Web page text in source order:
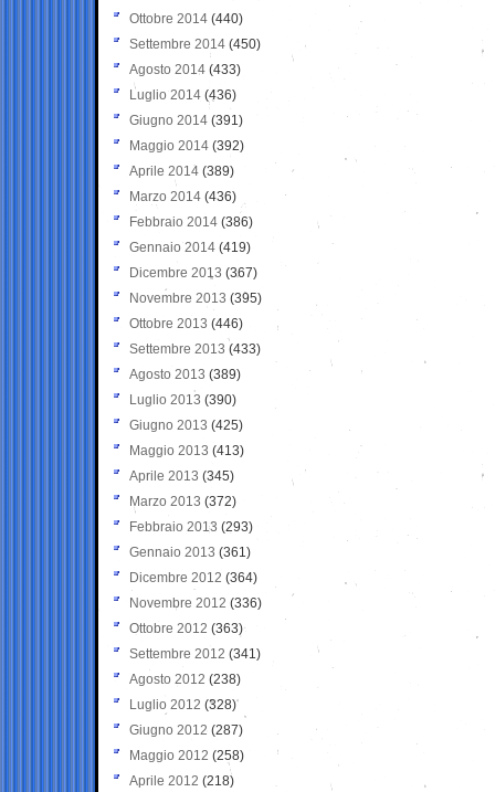
Ottobre 2014 (440)
Settembre 2014 (450)
Agosto 2014 (433)
Luglio 2014 (436)
Giugno 2014 (391)
Maggio 2014 (392)
Aprile 2014 (389)
Marzo 2014 (436)
Febbraio 2014 (386)
Gennaio 2014 (419)
Dicembre 2013 (367)
Novembre 2013 (395)
Ottobre 2013 (446)
Settembre 2013 (433)
Agosto 2013 (389)
Luglio 2013 (390)
Giugno 2013 (425)
Maggio 2013 (413)
Aprile 2013 (345)
Marzo 2013 (372)
Febbraio 2013 (293)
Gennaio 2013 (361)
Dicembre 2012 (364)
Novembre 2012 (336)
Ottobre 2012 (363)
Settembre 2012 (341)
Agosto 2012 (238)
Luglio 2012 (328)
Giugno 2012 (287)
Maggio 2012 (258)
Aprile 2012 (218)